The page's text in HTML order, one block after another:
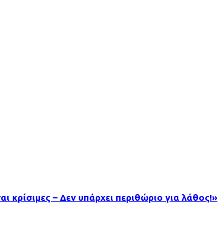
κρίσιμες – Δεν υπάρχει περιθώριο για λάθος!»